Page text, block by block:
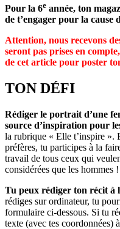
Pour la 6e année, ton
de t’engager pour la cause
Attention, nous recevons
seront pas prises en
de cet article pour poster
TON DÉFI
Rédiger le portrait d’une
source d’inspiration pour
la rubrique « Elle t’inspire ».
préfères, tu participes à la
travail de tous ceux qui
considérées que les hommes !
Tu peux rédiger ton récit à
rédiges sur ordinateur, tu
formulaire ci-dessous. Si tu
texte (avec tes coordonnées)